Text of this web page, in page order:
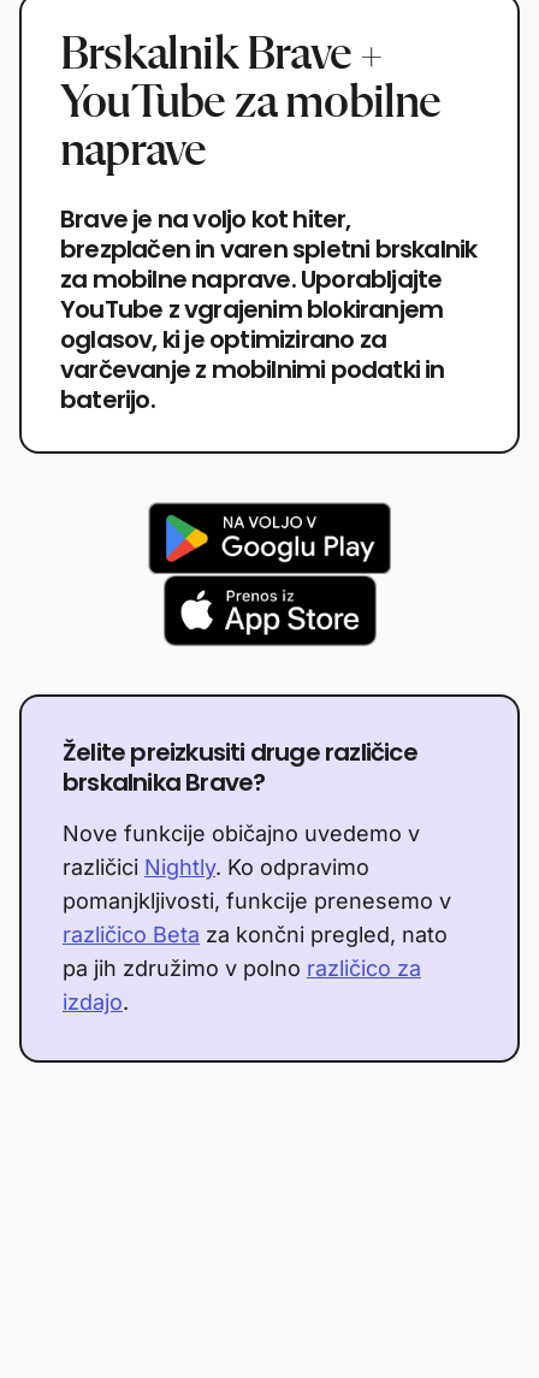
Brskalnik Brave +
YouTube za mobilne
naprave
Brave je na voljo kot hiter,
brezplačen in varen spletni brskalnik
za mobilne naprave. Uporabljajte
YouTube z vgrajenim blokiranjem
oglasov, ki je optimizirano za
varčevanje z mobilnimi podatki in
baterijo.
Želite preizkusiti druge različice
brskalnika Brave?
Nove funkcije običajno uvedemo v
različici Nightly. Ko odpravimo
pomanjkljivosti, funkcije prenesemo v
različico Beta za končni pregled, nato
pa jih združimo v polno različico za
izdajo.